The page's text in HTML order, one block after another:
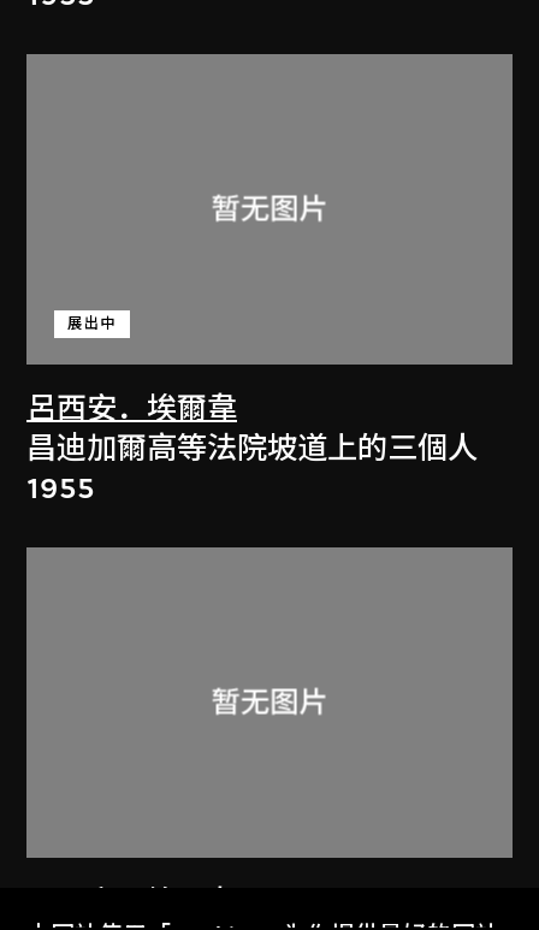
呂西安．埃爾韋
展出中
昌迪加爾高等法院坡道上的三個人
1955